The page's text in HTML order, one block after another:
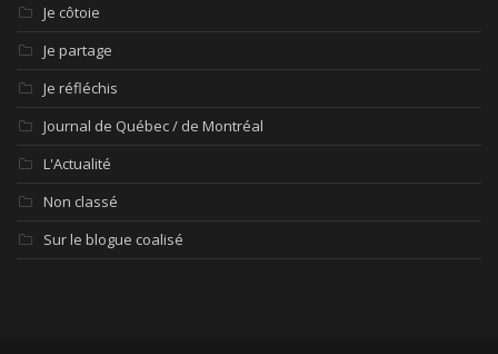
Je côtoie
Je partage
Je réfléchis
Journal de Québec / de Montréal
L'Actualité
Non classé
Sur le blogue coalisé